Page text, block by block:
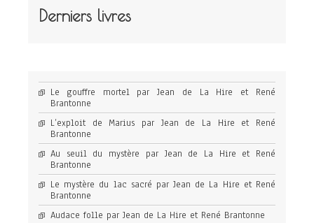
Derniers livres
Le gouffre mortel par Jean de La Hire et René
Brantonne
L’exploit de Marius par Jean de La Hire et René
Brantonne
Au seuil du mystère par Jean de La Hire et René
Brantonne
Le mystère du lac sacré par Jean de La Hire et René
Brantonne
Audace folle par Jean de La Hire et René Brantonne